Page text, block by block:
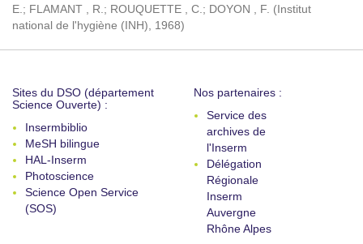
E.; FLAMANT , R.; ROUQUETTE , C.; DOYON , F. ( Institut
national de l'hygiène (INH), 1968)
Sites du DSO (département
Science Ouverte) :
Insermbiblio
MeSH bilingue
HAL-Inserm
Photoscience
Science Open Service
(SOS)
Nos partenaires :
Service des
archives de
l'Inserm
Délégation
Régionale
Inserm
Auvergne
Rhône Alpes